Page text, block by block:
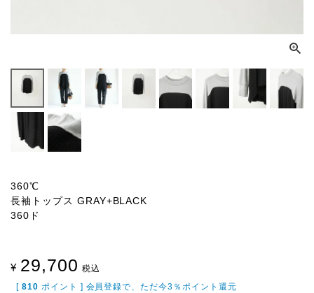
360℃
長袖トップス GRAY+BLACK
360ド
¥ 29,700 税込
[ 810 ポイント ] 会員登録で、ただ今3％ポイント還元